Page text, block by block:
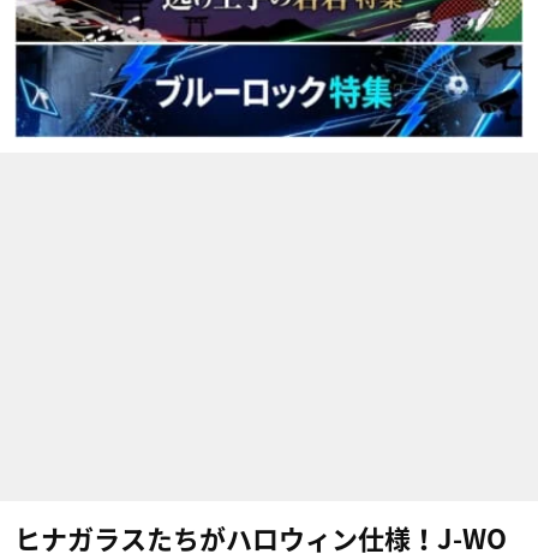
ヒナガラスたちがハロウィン仕様！J-WO